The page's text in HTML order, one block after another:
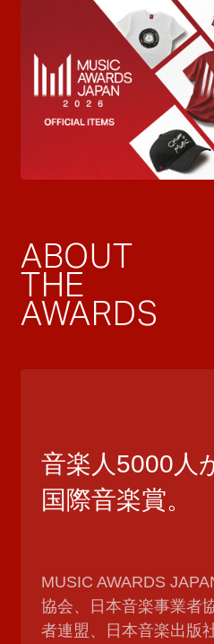
ABOUT
THE
AWARDS
音楽人5000人
国際音楽賞。
MUSIC AWARDS
協会、日本音楽事業者
者連盟、日本音楽出版